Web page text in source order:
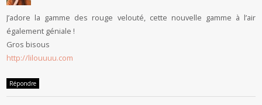
J’adore la gamme des rouge velouté, cette nouvelle gamme à l’air
également géniale !
Gros bisous
http://lilouuuu.com
Répondre